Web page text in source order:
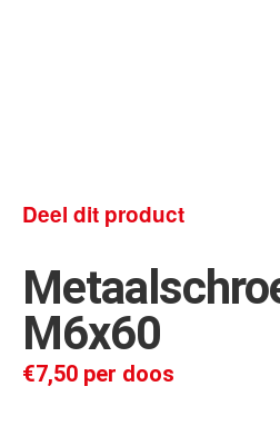
Deel dit product
M6x60
€7,50 per doos